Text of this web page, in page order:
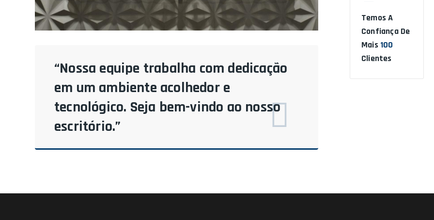
“Nossa equipe trabalha com dedicação
em um ambiente acolhedor e
tecnológico. Seja bem-vindo ao nosso
escritório.”
Temos A
Confiança De
Mais 100
Clientes